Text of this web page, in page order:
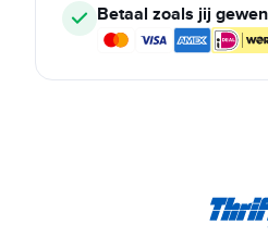
Betaal zoals jij